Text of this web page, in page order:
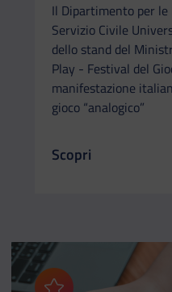
Il Dipartimento per
Servizio Civile
dello stand del
Play - Festival del
manifestazione
gioco “analogico”
Il link ti porterà ad
Scopri